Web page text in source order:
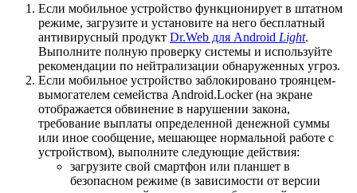
Если мобильное устройство функционирует в штатном
режиме, загрузите и установите на него бесплатный
антивирусный продукт Dr.Web для Android Light.
Выполните полную проверку системы и используйте
рекомендации по нейтрализации обнаруженных угроз.
Если мобильное устройство заблокировано троянцем-
вымогателем семейства Android.Locker (на экране
отображается обвинение в нарушении закона,
требование выплаты определенной денежной суммы
или иное сообщение, мешающее нормальной работе с
устройством), выполните следующие действия:
загрузите свой смартфон или планшет в
безопасном режиме (в зависимости от версии